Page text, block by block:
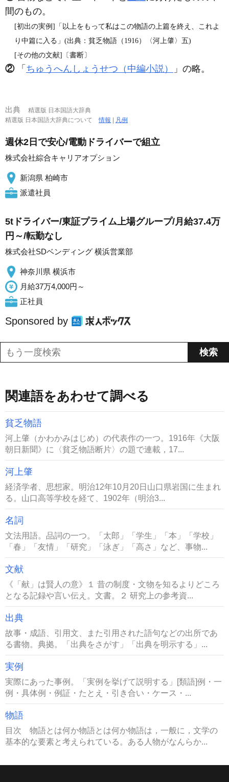
間のもの。
[初出の実例]「以上をもって私はこの物語の上篇を終え、これよ
り中篇に入る」(出典：貧乏物語（1916）〈河上肇〉五)
[その他の文献]〔書断〕
②「 ちゅうへんしょうせつ（中編小説） 」の略。
出典
精選版 日本国語大辞典
精選版 日本国語大辞典について情報 | 凡例
週休2日で安心/電動ドライバーで組立
株式会社綜合キャリアオプション
新潟県 柏崎市
派遣社員
5tドライバー/東証プライム上場グループ/月給37.4万
円～/転勤なし
株式会社SDベンディング 横浜営業部
神奈川県 横浜市
月給37万4,000円～
正社員
Sponsored by
関連語をあわせて調べる
貧乏物語
河上肇（かわかみはじめ）の代表作の一つ。1916年《大阪
朝日新聞》に〈貧乏物語断片〉の題で連載，17...
河上肇
経済学者、思想家。明治12年10月20日山口県岩国に生まれ
る。山口高等学校を経て、1902年（明治3...
名詞
文法用語。品詞の一つ。「太郎」「学生」「本」「学校」
「春」「友情」「研究」「泳ぎ」「高さ」など、事物...
文献
《「献」は賢人の意》１ 昔の制度・文物を知るよりどころ
となる記録や言い伝え。文書。２ 研究上の参考資...
出典
故事・成語、引用文、また引用された語句などの出所であ
る書物。典拠。「出典をさがす」「出典を明示する」...
実例
実際にあった事例。「実例を挙げて説明する」[類語]例・一
例・具体例・例証・たとえ・引き合い・ケース・...
物語
目次 物語とは何か物語とは何か物語は，一般に，文学の
基本的な要素と考えられている。ある人物がなんらか...